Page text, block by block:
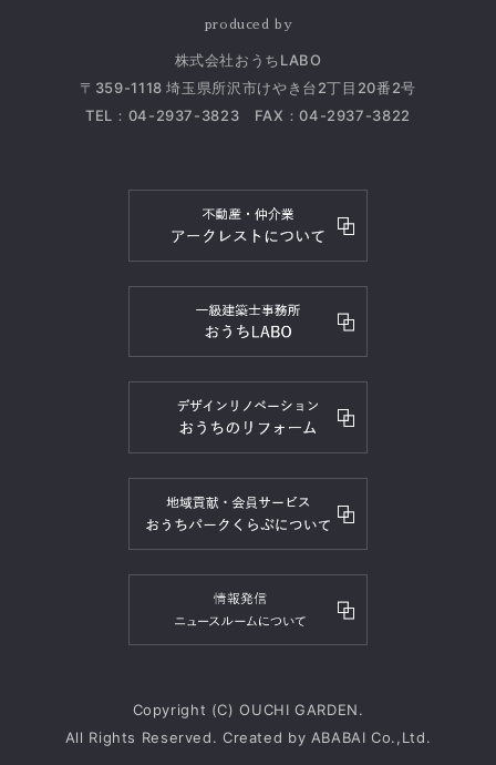
produced by
株式会社おうちLABO
〒359-1118 埼玉県所沢市けやき台2丁目20番2号
TEL： 04-2937-3823 FAX：04-2937-3822
Copyright (C) OUCHI GARDEN.
All Rights Reserved. Created by ABABAI Co.,Ltd.